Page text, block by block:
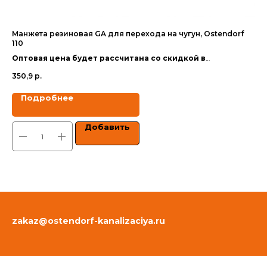
Манжета резиновая GA для перехода на чугун, Ostendorf
110
Оптовая цена будет рассчитана со скидкой в
350,9 р.
Подробнее
Добавить
zakaz@ostendorf-kanalizaciya.ru